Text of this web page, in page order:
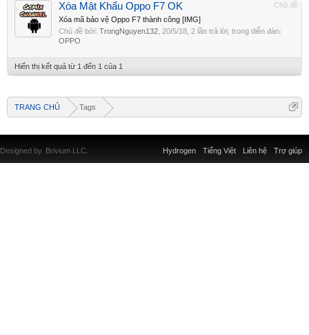
Chủ đề
Xóa Mật Khẩu Oppo F7 OK
Xóa mã bảo vệ Oppo F7 thành công [IMG]
Chủ đề bởi: TrongNguyen132 20/5/18 , 2 lần trả lời, trong diễn đàn:
OPPO
Hiển thị kết quả từ 1 đến 1 của 1
TRANG CHỦ Tags
Liên hệ Trợ giúp
Hydrogen Tiếng Việt
Designed by Brivium LLC.